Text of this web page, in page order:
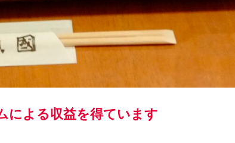
による収益を得ています